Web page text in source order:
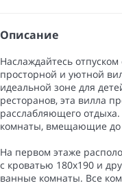
Описание
Наслаждайтесь
просторной и уютной
идеальной зоне для
ресторанов, эта вилла
расслабляющего
комнаты, вмещающие до
На первом этаже
с кроватью 180x190 и
ванные комнаты. Все